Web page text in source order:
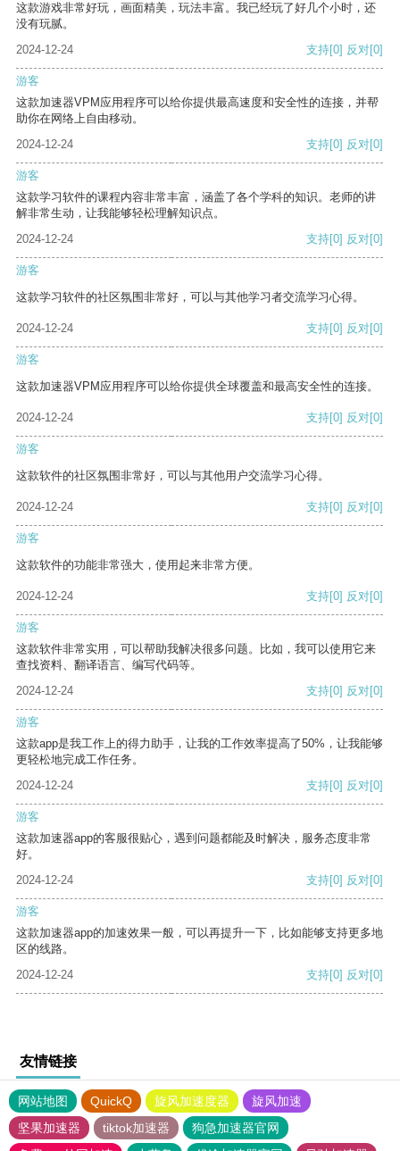
这款游戏非常好玩，画面精美，玩法丰富。我已经玩了好几个小时，还
没有玩腻。
2024-12-24
支持[0] 反对[0]
游客
这款加速器VPM应用程序可以给你提供最高速度和安全性的连接，并帮
助你在网络上自由移动。
2024-12-24
支持[0] 反对[0]
游客
这款学习软件的课程内容非常丰富，涵盖了各个学科的知识。老师的讲
解非常生动，让我能够轻松理解知识点。
2024-12-24
支持[0] 反对[0]
游客
这款学习软件的社区氛围非常好，可以与其他学习者交流学习心得。
2024-12-24 支持[0] 反对[0]
游客
这款加速器VPM应用程序可以给你提供全球覆盖和最高安全性的连接。
2024-12-24 支持[0] 反对[0]
游客
这款软件的社区氛围非常好，可以与其他用户交流学习心得。
2024-12-24 支持[0] 反对[0]
游客
这款软件的功能非常强大，使用起来非常方便。
2024-12-24 支持[0] 反对[0]
游客
这款软件非常实用，可以帮助我解决很多问题。比如，我可以使用它来
查找资料、翻译语言、编写代码等。
2024-12-24
支持[0] 反对[0]
游客
这款app是我工作上的得力助手，让我的工作效率提高了50%，让我能够
更轻松地完成工作任务。
2024-12-24
支持[0] 反对[0]
游客
这款加速器app的客服很贴心，遇到问题都能及时解决，服务态度非常
好。
2024-12-24
支持[0] 反对[0]
游客
这款加速器app的加速效果一般，可以再提升一下，比如能够支持更多地
区的线路。
2024-12-24
支持[0] 反对[0]
友情链接
网站地图 QuickQ 旋风加速度器
旋风加速
坚果加速器
tiktok加速器
狗急加速器官网